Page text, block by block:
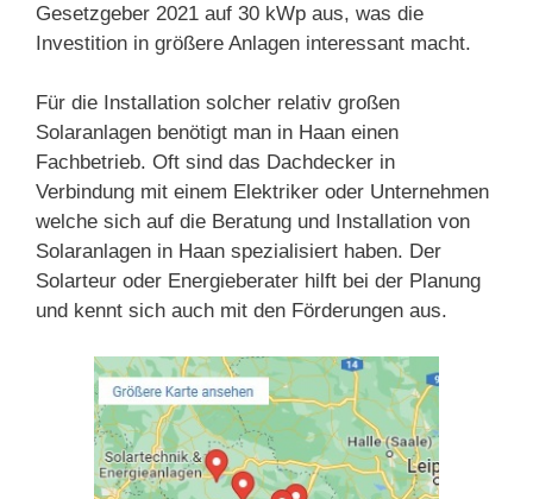
Gesetzgeber 2021 auf 30 kWp aus, was die
Investition in größere Anlagen interessant macht.
Für die Installation solcher relativ großen
Solaranlagen benötigt man in Haan einen
Fachbetrieb. Oft sind das Dachdecker in
Verbindung mit einem Elektriker oder Unternehmen
welche sich auf die Beratung und Installation von
Solaranlagen in Haan spezialisiert haben. Der
Solarteur oder Energieberater hilft bei der Planung
und kennt sich auch mit den Förderungen aus.